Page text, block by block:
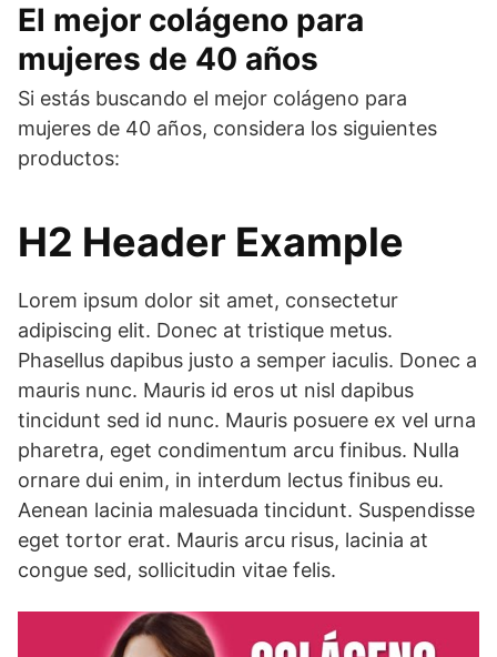
El mejor colágeno para
mujeres de 40 años
Si estás buscando el mejor colágeno para
mujeres de 40 años, considera los siguientes
productos:
H2 Header Example
Lorem ipsum dolor sit amet, consectetur
adipiscing elit. Donec at tristique metus.
Phasellus dapibus justo a semper iaculis. Donec a
mauris nunc. Mauris id eros ut nisl dapibus
tincidunt sed id nunc. Mauris posuere ex vel urna
pharetra, eget condimentum arcu finibus. Nulla
ornare dui enim, in interdum lectus finibus eu.
Aenean lacinia malesuada tincidunt. Suspendisse
eget tortor erat. Mauris arcu risus, lacinia at
congue sed, sollicitudin vitae felis.